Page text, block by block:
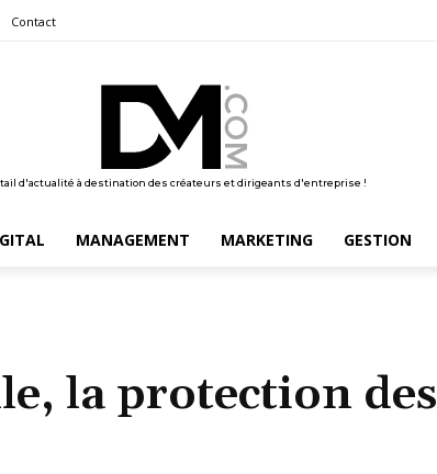
Contact
d'actualité à destination des créateurs et dirigeants d'entreprise !
MANAGEMENT MARKETING GESTION
la protection des